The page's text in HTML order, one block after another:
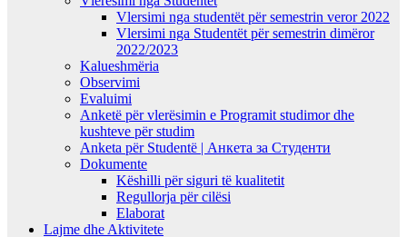
Vlersimi nga studentët për semestrin veror 2022
Vlersimi nga Studentët për semestrin dimëror
2022/2023
Kalueshmëria
Observimi
Evaluimi
Anketë për vlerësimin e Programit studimor dhe
kushteve për studim
Anketa për Studentë | Анкета за Студенти
Dokumente
Këshilli për siguri të kualitetit
Regullorja për cilësi
Elaborat
Lajme dhe Aktivitete